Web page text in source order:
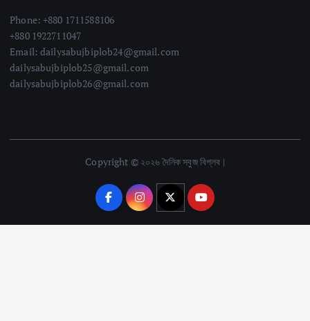
Phone: +880 1711588106
+880 1922711047
Email: dailysabujbiplob24@gmail.com
dailysabujbiplob25@gmail.com
dailysabujbiplob26@gmail.com
Copyright © ২০২৬ দৈনিক সবুজ বিপ্লব |